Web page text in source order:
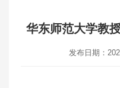
华东师范大学教
发布日期：